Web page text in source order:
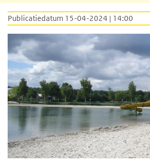
Publicatiedatum 15-04-2024 | 14:00